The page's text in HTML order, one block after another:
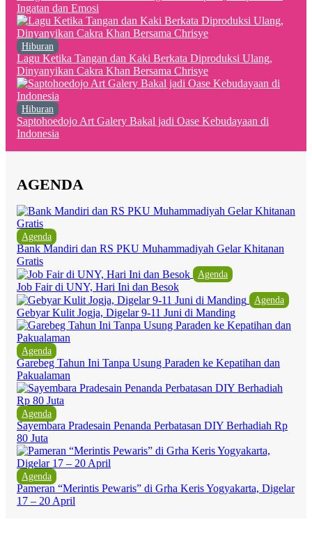
Ingatan dan Emosi
Hiburan
Lagu Ketika Tangan dan Kaki Berkata Diproduksi Ulang,
Dinyanyikan Cakra Khan Bersama Chrisye
Hiburan
Saptohoedojo Art Galery Bakal jadi Oase Kebudayaan di
Indonesia
AGENDA
Agenda
Bank Mandiri dan RS PKU Muhammadiyah Gelar Khitanan
Gratis
Agenda
Job Fair di UNY, Hari Ini dan Besok
Agenda
Gebyar Kulit Jogja, Digelar 9-11 Juni di Manding
Agenda
Garebeg Tahun Ini Tanpa Usung Paraden ke Kepatihan dan
Pakualaman
Agenda
Sayembara Pradesain Penanda Perbatasan DIY Berhadiah Rp
80 Juta
Agenda
Pameran “Merintis Pewaris” di Grha Keris Yogyakarta, Digelar
17 – 20 April